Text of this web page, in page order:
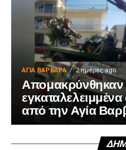
ΑΓΙΑ ΒΑΡΒΑΡΑ 2 ημέρες ago
Απομακρύνθηκαν
από την Αγία